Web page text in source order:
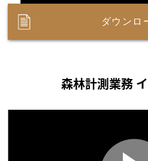
ダウンロ
森林計測業務